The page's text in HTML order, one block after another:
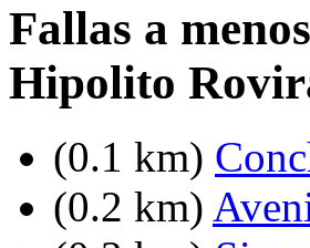
Fallas a
Hipolito
(0.1 km)
(0.2 km)